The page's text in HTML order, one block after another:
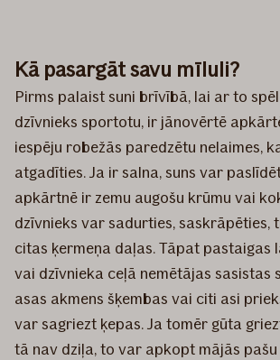
Kā pasargāt savu mīluli?
Pirms palaist suni brīvībā, lai ar to
dzīvnieks sportotu, ir jānovērtē
iespēju robežās paredzētu nelaimes,
atgadīties. Ja ir salna, suns var
apkārtnē ir zemu augošu krūmu vai
dzīvnieks var sadurties, saskrāpēties,
citas ķermeņa daļas. Tāpat pastaigas
vai dzīvnieka ceļā nemētājas sasistas
asas akmens šķembas vai citi asi
var sagriezt ķepas. Ja tomēr gūta
tā nav dziļa, to var apkopt mājās pašu